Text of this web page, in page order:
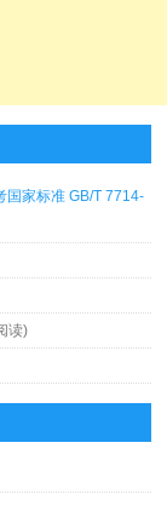
国家标准 GB/T 7714-
读)